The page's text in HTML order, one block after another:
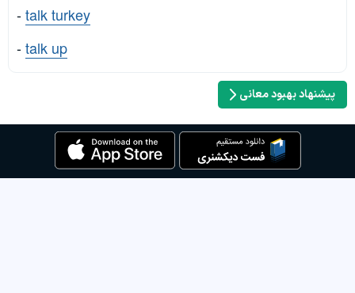
-talk turkey
-talk up
پیشنهاد بهبود معانی